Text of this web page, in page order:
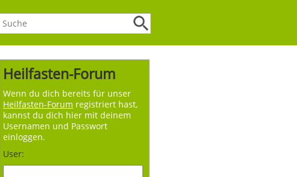
Heilfasten-Forum
Wenn du dich bereits für unser
Heilfasten-Forum registriert hast,
kannst du dich hier mit deinem
Usernamen und Passwort
einloggen.
User: